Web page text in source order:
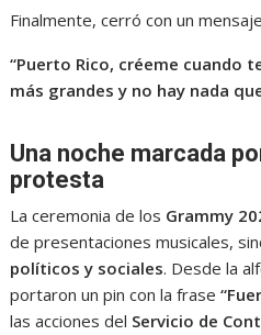
Finalmente, cerró con un
“Puerto Rico, créeme cuando
más grandes y no hay nada
Una noche marcada
protesta
La ceremonia de los Grammy
de presentaciones musicales,
políticos y sociales. Desde la
portaron un pin con la frase
las acciones del Servicio de